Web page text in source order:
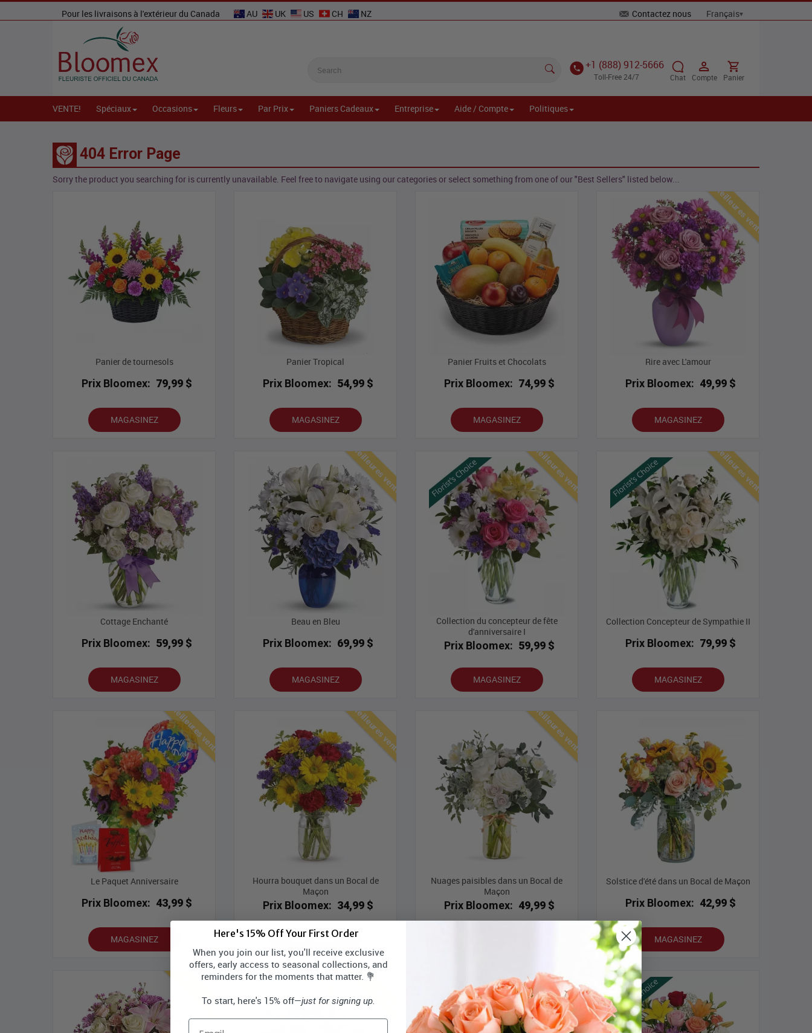
Pour les livraisons à l'extérieur du Canada AU UK US CH NZ Contactez nous
+1 (888) 912-5666
Toll-Free 24/7 Chat Compte Panier
VENTE! Spéciaux Occasions Fleurs Par Prix Paniers Cadeaux Entreprise Aide / Compte Politiques
404 Error Page
Sorry the product you searching for is currently unavailable. Feel free to navigate using our categories or select something from one of our "Best Sellers" listed below...
Panier de tournesols
Prix Bloomex: 79,99 $
MAGASINEZ
Panier Tropical
Prix Bloomex: 54,99 $
MAGASINEZ
Panier Fruits et Chocolats
Prix Bloomex: 74,99 $
MAGASINEZ
Meilleures ventes
Rire avec L'amour
Prix Bloomex: 49,99 $
MAGASINEZ
Cottage Enchanté
Prix Bloomex: 59,99 $
MAGASINEZ
Meilleures ventes
Beau en Bleu
Prix Bloomex: 69,99 $
MAGASINEZ
Meilleures ventes
Collection du concepteur de fête
d'anniversaire I
Prix Bloomex: 59,99 $
MAGASINEZ
Meilleures ventes
Collection Concepteur de Sympathie II
Prix Bloomex: 79,99 $
MAGASINEZ
Meilleures ventes
Le Paquet Anniversaire
Prix Bloomex: 43,99 $
MAGASINEZ
Meilleures ventes
Hourra bouquet dans un Bocal de
Maçon
Prix Bloomex: 34,99 $
MAGASINEZ
Meilleures ventes
Nuages ​​paisibles dans un Bocal de
Maçon
Prix Bloomex: 49,99 $
Solstice d'été dans un Bocal de Maçon
Prix Bloomex: 42,99 $
MAGASINEZ
Meilleures ventes Meilleures ventes Meilleures ventes
Here's 15% Off Your First Order
When you join our list, you'll receive exclusive
offers, early access to seasonal collections, and
reminders for the moments that matter. 💐
To start, here's 15% off—just for signing up.
Email